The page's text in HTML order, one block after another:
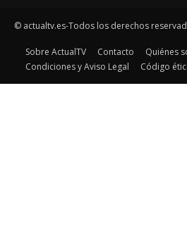
© actualtv.es-Todos los derechos
Sobre ActualTV Contacto
Quiénes
Condiciones y Aviso Legal
Código